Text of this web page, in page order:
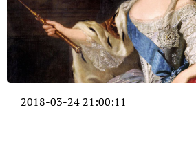
2018-03-24 21:00:11